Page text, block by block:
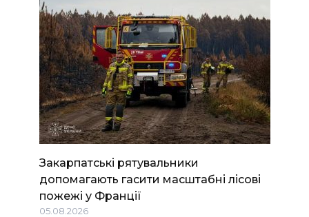
Закарпатські рятувальники
допомагають гасити масштабні лісові
пожежі у Франції
05.08.2026